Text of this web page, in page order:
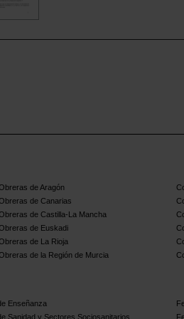
de Aragón
de Canarias
de Castilla-La Mancha
de Euskadi
de La Rioja
de la Región de Murcia
Enseñanza
Sanidad y Sectores Sociosanitarios